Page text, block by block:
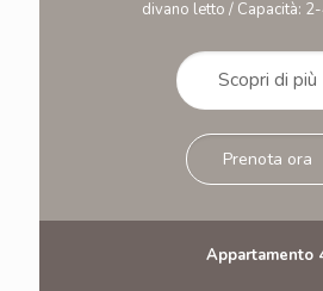
divano letto / Capacità:
Scopri di più
Prenota ora
Appartamento